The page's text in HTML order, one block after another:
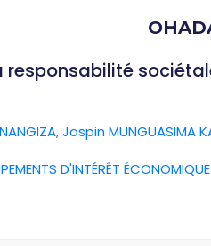
,Jospin MUNGUASIMA
D'INTÉRÊT ÉCONOMIQUE